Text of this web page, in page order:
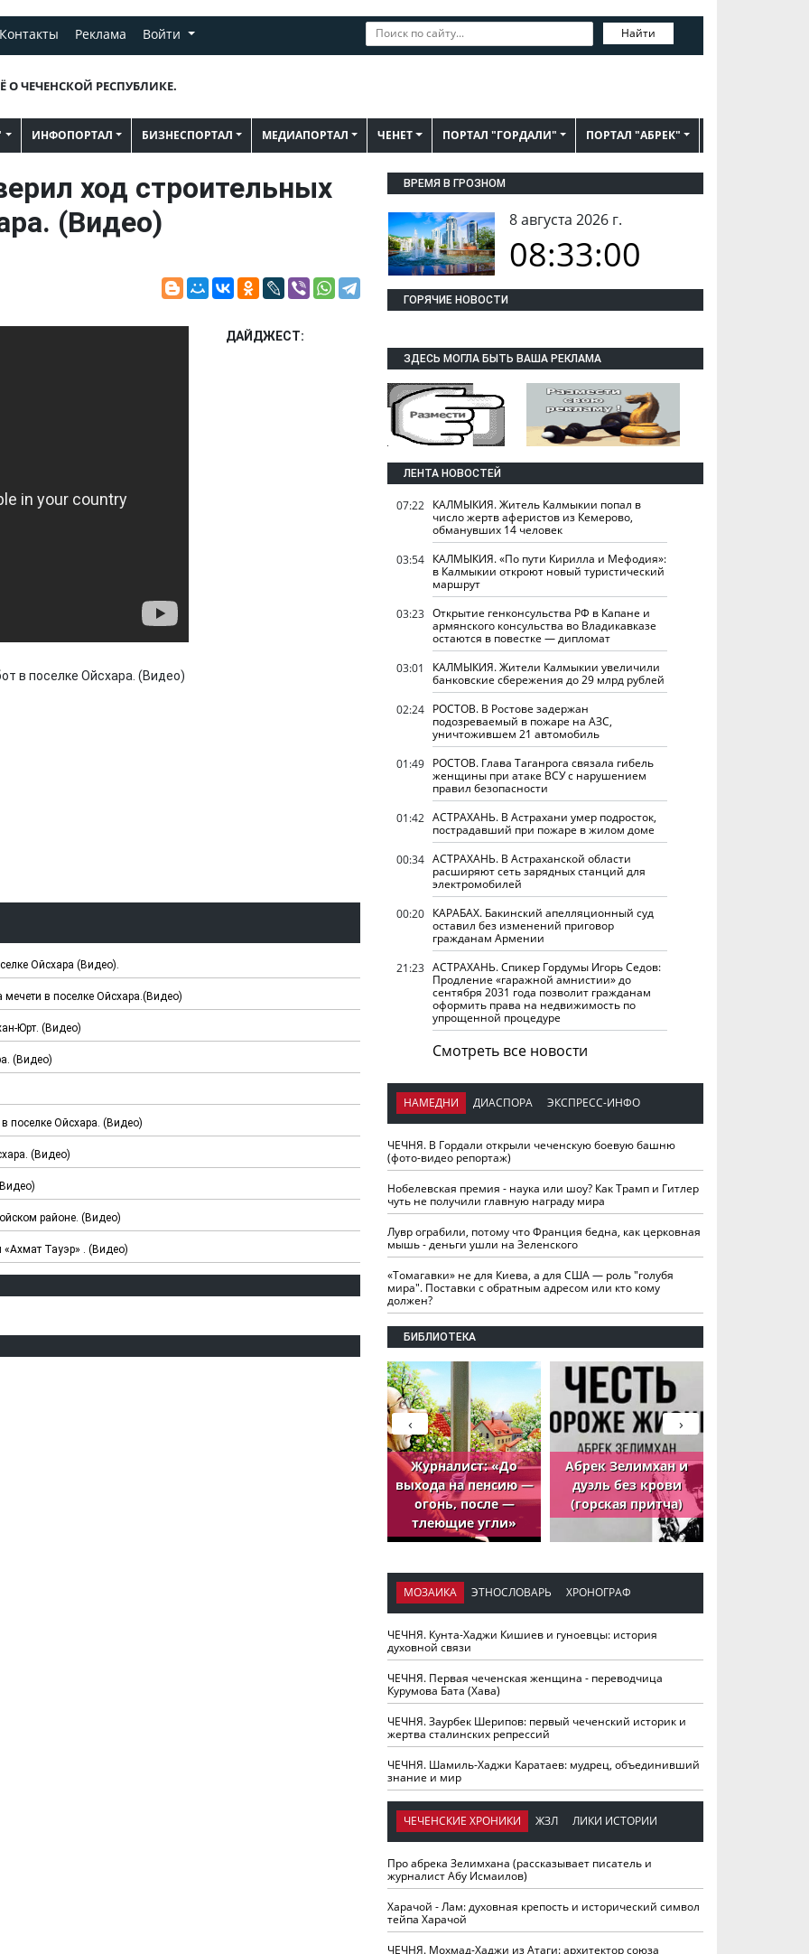
Контакты Реклама Войти Найти
О ЧЕЧЕНСКОЙ РЕСПУБЛИКЕ.
ИНФОПОРТАЛ БИЗНЕСПОРТАЛ МЕДИАПОРТАЛ ЧЕНЕТ ПОРТАЛ "ГОРДАЛИ" ПОРТАЛ "АБРЕК"
ход строительных
(Видео)
ДАЙДЖЕСТ:
в поселке Ойсхара. (Видео)
Ойсхара (Видео).
в поселке Ойсхара.(Видео)
Юрт. (Видео)
(Видео)
поселке Ойсхара. (Видео)
(Видео)
районе. (Видео)
Тауэр» . (Видео)
ВРЕМЯ В ГРОЗНОМ
8 августа 2026 г.
08:33:01
ГОРЯЧИЕ НОВОСТИ
ЗДЕСЬ МОГЛА БЫТЬ ВАША РЕКЛАМА
ЛЕНТА НОВОСТЕЙ
07:22 КАЛМЫКИЯ. Житель Калмыкии попал в
число жертв аферистов из Кемерово,
обманувших 14 человек
03:54 КАЛМЫКИЯ. «По пути Кирилла и Мефодия»:
в Калмыкии откроют новый туристический
маршрут
03:23 Открытие генконсульства РФ в Капане и
армянского консульства во Владикавказе
остаются в повестке — дипломат
03:01
КАЛМЫКИЯ. Жители Калмыкии увеличили
банковские сбережения до 29 млрд рублей
02:24 РОСТОВ. В Ростове задержан
подозреваемый в пожаре на АЗС,
уничтожившем 21 автомобиль
01:49 РОСТОВ. Глава Таганрога связала гибель
женщины при атаке ВСУ с нарушением
правил безопасности
01:42 АСТРАХАНЬ. В Астрахани умер подросток,
пострадавший при пожаре в жилом доме
00:34 АСТРАХАНЬ. В Астраханской области
расширяют сеть зарядных станций для
электромобилей
00:20 КАРАБАХ. Бакинский апелляционный суд
оставил без изменений приговор
гражданам Армении
21:23 АСТРАХАНЬ. Спикер Гордумы Игорь Седов:
Продление «гаражной амнистии» до
сентября 2031 года позволит гражданам
оформить права на недвижимость по
упрощенной процедуре
Смотреть все новости
НАМЕДНИ ДИАСПОРА ЭКСПРЕСС-ИНФО
ЧЕЧНЯ. В Гордали открыли чеченскую боевую башню
(фото-видео репортаж)
Нобелевская премия - наука или шоу? Как Трамп и Гитлер
чуть не получили главную награду мира
Лувр ограбили, потому что Франция бедна, как церковная
мышь - деньги ушли на Зеленского
«Томагавки» не для Киева, а для США — роль "голубя
мира". Поставки с обратным адресом или кто кому
должен?
БИБЛИОТЕКА
Журналист: «До
выхода на пенсию —
огонь, после —
тлеющие угли»
Абрек Зелимхан и
дуэль без крови
(горская притча)
›
‹
МОЗАИКА ЭТНОСЛОВАРЬ ХРОНОГРАФ
ЧЕЧНЯ. Кунта-Хаджи Кишиев и гуноевцы: история
духовной связи
ЧЕЧНЯ. Первая чеченская женщина - переводчица
Курумова Бата (Хава)
ЧЕЧНЯ. Заурбек Шерипов: первый чеченский историк и
жертва сталинских репрессий
ЧЕЧНЯ. Шамиль-Хаджи Каратаев: мудрец, объединивший
знание и мир
ЧЕЧЕНСКИЕ ХРОНИКИ ЖЗЛ ЛИКИ ИСТОРИИ
Про абрека Зелимхана (рассказывает писатель и
журналист Абу Исмаилов)
Харачой - Лам: духовная крепость и исторический символ
тейпа Харачой
ЧЕЧНЯ. Мохмад-Хаджи из Атаги: архитектор союза